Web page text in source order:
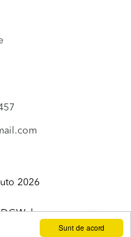
Sunt de acord
2026
Webs